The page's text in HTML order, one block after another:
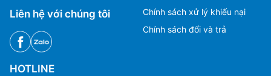
Liên hệ với chúng tôi
Chính sách xử lý khiếu nại
Chính sách đổi và trả
HOTLINE